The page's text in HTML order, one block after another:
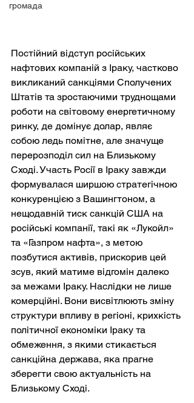
громада
Постійний відступ російських
нафтових компаній з Іраку, частково
викликаний санкціями Сполучених
Штатів та зростаючими труднощами
роботи на світовому енергетичному
ринку, де домінує долар, являє
собою ледь помітне, але значуще
перерозподіл сил на Близькому
Сході. Участь Росії в Іраку завжди
формувалася ширшою стратегічною
конкуренцією з Вашингтоном, а
нещодавній тиск санкцій США на
російські компанії, такі як «Лукойл»
та «Газпром нафта», з метою
позбутися активів, прискорив цей
зсув, який матиме відгомін далеко
за межами Іраку. Наслідки не лише
комерційні. Вони висвітлюють зміну
структури впливу в регіоні, крихкість
політичної економіки Іраку та
обмеження, з якими стикається
санкційна держава, яка прагне
зберегти свою актуальність на
Близькому Сході.